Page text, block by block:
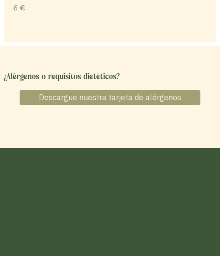
6 €
¿Alérgenos o requisitos dietéticos?
Descargue nuestra tarjeta de alérgenos